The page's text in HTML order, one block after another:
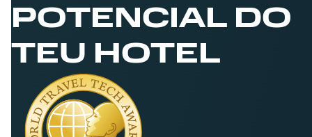
POTENCIAL DO
TEU HOTEL